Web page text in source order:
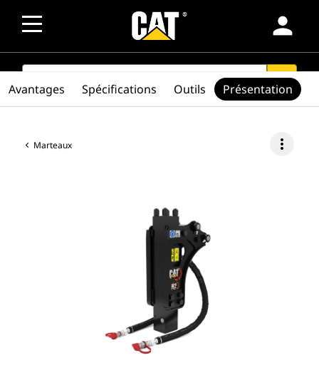
person
SEARCH search
Marteaux more_vert
Avantages Spécifications Outils Présentation